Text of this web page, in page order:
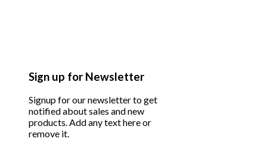
Sign up for Newsletter
Signup for our newsletter to get
notified about sales and new
products. Add any text here or
remove it.